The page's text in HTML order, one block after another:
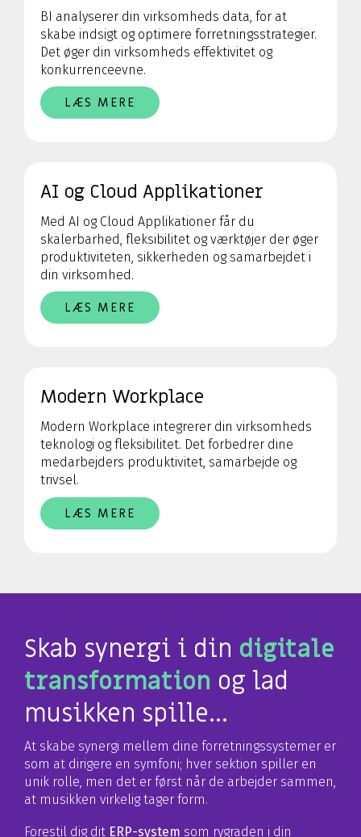
BI analyserer din virksomheds data, for at
skabe indsigt og optimere forretningsstrategier.
Det øger din virksomheds effektivitet og
konkurrenceevne.
LÆS MERE
AI og Cloud Applikationer
Med AI og Cloud Applikationer får du
skalerbarhed, fleksibilitet og værktøjer der øger
produktiviteten, sikkerheden og samarbejdet i
din virksomhed.
LÆS MERE
Modern Workplace
Modern Workplace integrerer din virksomheds
teknologi og fleksibilitet. Det forbedrer dine
medarbejders produktivitet, samarbejde og
trivsel.
LÆS MERE
Skab synergi i din digitale
transformation og lad
musikken spille...
At skabe synergi mellem dine forretningssystemer er
som at dirigere en symfoni; hver sektion spiller en
unik rolle, men det er først når de arbejder sammen,
at musikken virkelig tager form.
Forestil dig dit ERP-system som rygraden i din